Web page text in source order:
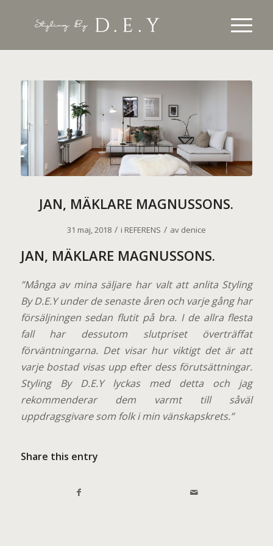
JAN, MÄKLARE MAGNUSSONS.
31 maj, 2018 / i REFERENS / av denice
JAN, MÄKLARE MAGNUSSONS.
”Många av mina säljare har valt att anlita Styling
By D.E.Y under de senaste åren och varje gång har
försäljningen sedan flutit på bra. I de allra flesta
fall har dessutom slutpriset överträffat
förväntningarna. Det visar hur viktigt det är att
varje bostad visas upp efter dess förutsättningar.
Styling By D.E.Y lyckas med detta och jag
rekommenderar dem varmt till såväl
uppdragsgivare som folk i min vänskapskrets.”
Share this entry